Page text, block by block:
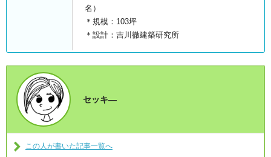
名）
＊規模：103坪
＊設計：吉川徹建築研究所
セッキ―
この人が書いた記事一覧へ